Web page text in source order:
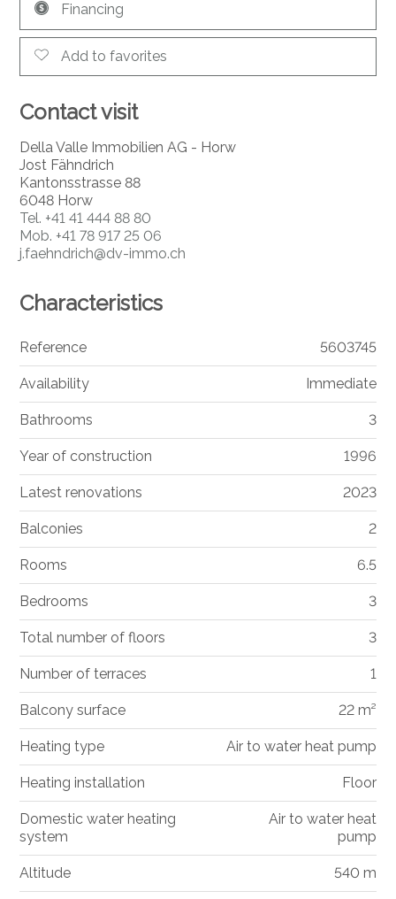
Financing
Add to favorites
Contact visit
Della Valle Immobilien AG - Horw
Jost Fähndrich
Kantonsstrasse 88
6048 Horw
Tel. +41 41 444 88 80
Mob. +41 78 917 25 06
j.faehndrich@dv-immo.ch
Characteristics
Reference 5603745
Availability Immediate
Bathrooms 3
Year of construction 1996
Latest renovations 2023
Balconies 2
Rooms 6.5
Bedrooms 3
Total number of floors 3
Number of terraces 1
Balcony surface 22 m²
Heating type Air to water heat pump
Heating installation Floor
Domestic water heating
system
Air to water heat
pump
Altitude 540 m